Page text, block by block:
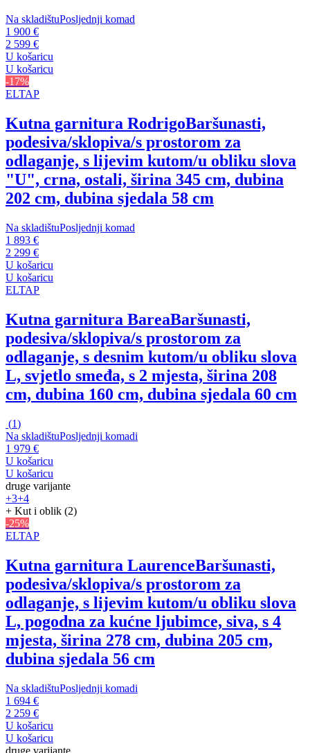
Na skladištuPosljednji komad
1 900 €
2 599 €
U košaricu
U košaricu
-17%
ELTAP
Kutna garnitura RodrigoBaršunasti,
podesiva/sklopiva/s prostorom za
odlaganje, s lijevim kutom/u obliku slova
"U", crna, ostali, širina 345 cm, dubina
202 cm, dubina sjedala 58 cm
Na skladištuPosljednji komad
1 893 €
2 299 €
U košaricu
U košaricu
ELTAP
Kutna garnitura BareaBaršunasti,
podesiva/sklopiva/s prostorom za
odlaganje, s desnim kutom/u obliku slova
L, svjetlo smeđa, s 2 mjesta, širina 208
cm, dubina 160 cm, dubina sjedala 60 cm
(1)
Na skladištuPosljednji komadi
1 979 €
U košaricu
U košaricu
druge varijante
+3+4
+ Kut i oblik (2)
-25%
ELTAP
Kutna garnitura LaurenceBaršunasti,
podesiva/sklopiva/s prostorom za
odlaganje, s lijevim kutom/u obliku slova
L, pogodna za kućne ljubimce, siva, s 4
mjesta, širina 278 cm, dubina 205 cm,
dubina sjedala 56 cm
Na skladištuPosljednji komadi
1 694 €
2 259 €
U košaricu
U košaricu
druge varijante